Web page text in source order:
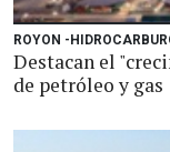
ROYON -
Destacan el
de petróleo y gas